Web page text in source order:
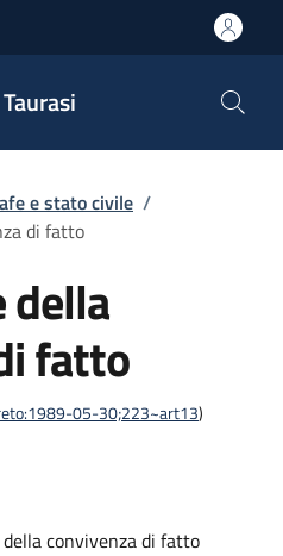
e stato civile /
di fatto
della
fatto
05-30;223~art13)
convivenza di fatto